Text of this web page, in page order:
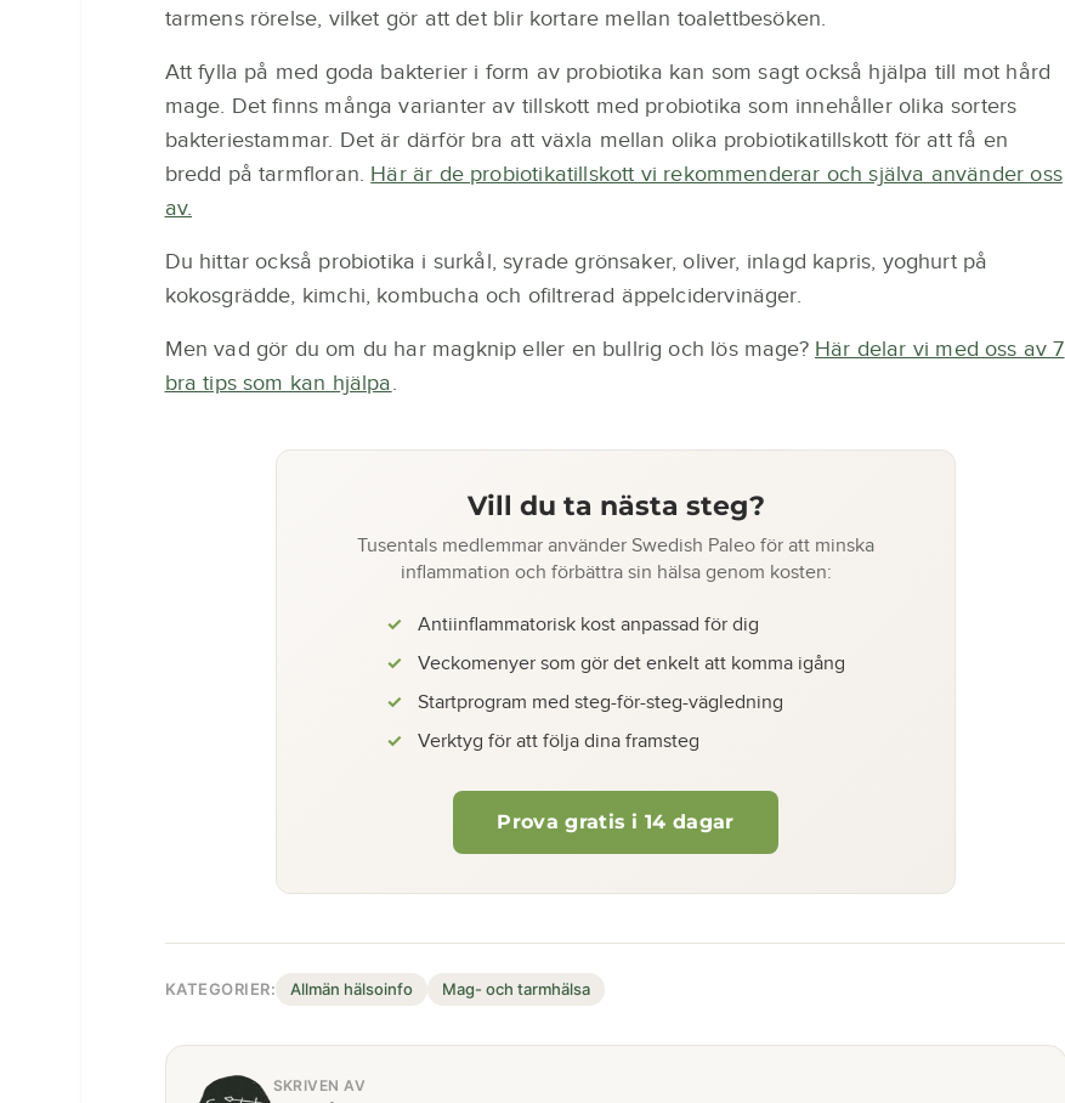
tarmens rörelse, vilket gör att det blir kortare mellan toalettbesöken.
Att fylla på med goda bakterier i form av probiotika kan som sagt också hjälpa till mot hård
mage. Det finns många varianter av tillskott med probiotika som innehåller olika sorters
bakteriestammar. Det är därför bra att växla mellan olika probiotikatillskott för att få en
bredd på tarmfloran. Här är de probiotikatillskott vi rekommenderar och själva använder oss
av.
Du hittar också probiotika i surkål, syrade grönsaker, oliver, inlagd kapris, yoghurt på
kokosgrädde, kimchi, kombucha och ofiltrerad äppelcidervinäger.
Men vad gör du om du har magknip eller en bullrig och lös mage? Här delar vi med oss av 7
bra tips som kan hjälpa.
Vill du ta nästa steg?
Tusentals medlemmar använder Swedish Paleo för att minska
inflammation och förbättra sin hälsa genom kosten:
Antiinflammatorisk kost anpassad för dig
Veckomenyer som gör det enkelt att komma igång
Startprogram med steg-för-steg-vägledning
Verktyg för att följa dina framsteg
Prova gratis i 14 dagar
KATEGORIER: Allmän hälsoinfo Mag- och tarmhälsa
SKRIVEN AV